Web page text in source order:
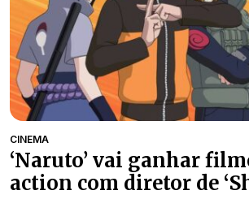
CINEMA
‘Naruto’ vai ganhar
action com diretor de